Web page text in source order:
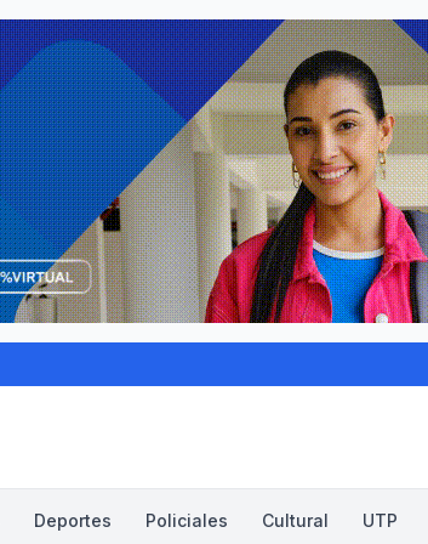
Deportes Policiales Cultural UTP